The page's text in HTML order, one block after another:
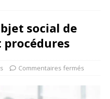
social de
procédures
Commentaires fermés